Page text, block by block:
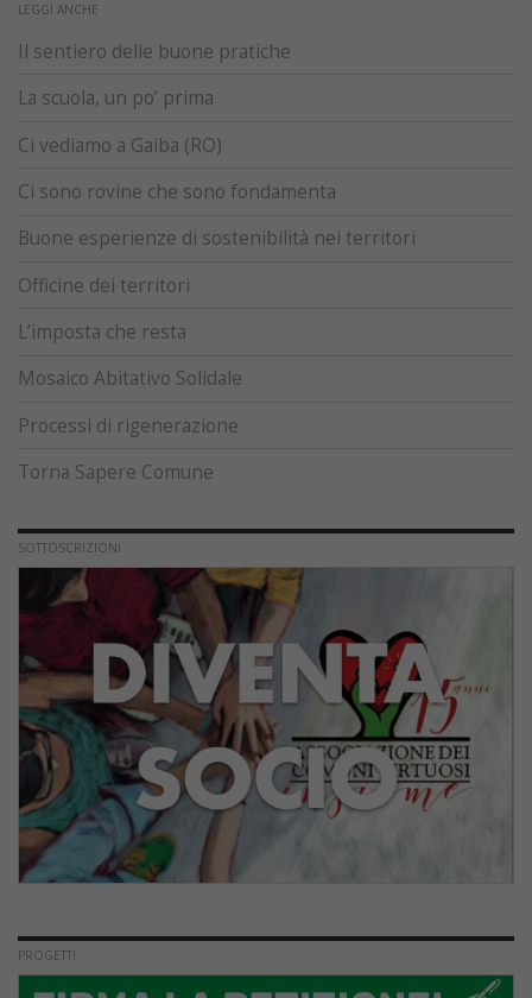
LEGGI ANCHE
Il sentiero delle buone pratiche
La scuola, un po’ prima
Ci vediamo a Gaiba (RO)
Ci sono rovine che sono fondamenta
Buone esperienze di sostenibilità nei territori
Officine dei territori
L’imposta che resta
Mosaico Abitativo Solidale
Processi di rigenerazione
Torna Sapere Comune
SOTTOSCRIZIONI
PROGETTI